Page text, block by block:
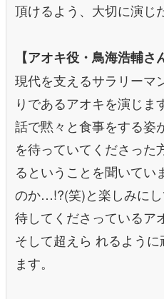
頂けるよう、大切に演じ
【アオキ役・鳥海浩輔さ
現代を支えるサラリーマ
りであるアオキを演じ
話で黙々と食事をする姿
を待っていてくださった
るということを聞いてい
のか…!?(笑)と楽しみに
待してくださっているア
そして超えら れるよう
ます。